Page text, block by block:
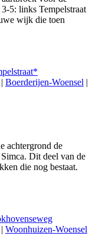
5: links Tempelstraat
wijk die toen
Boerderijen-Woensel |
achtergrond de
Dit deel van de
die nog bestaat.
Woonhuizen-Woensel